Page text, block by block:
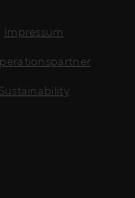
Impressum
Sustainability